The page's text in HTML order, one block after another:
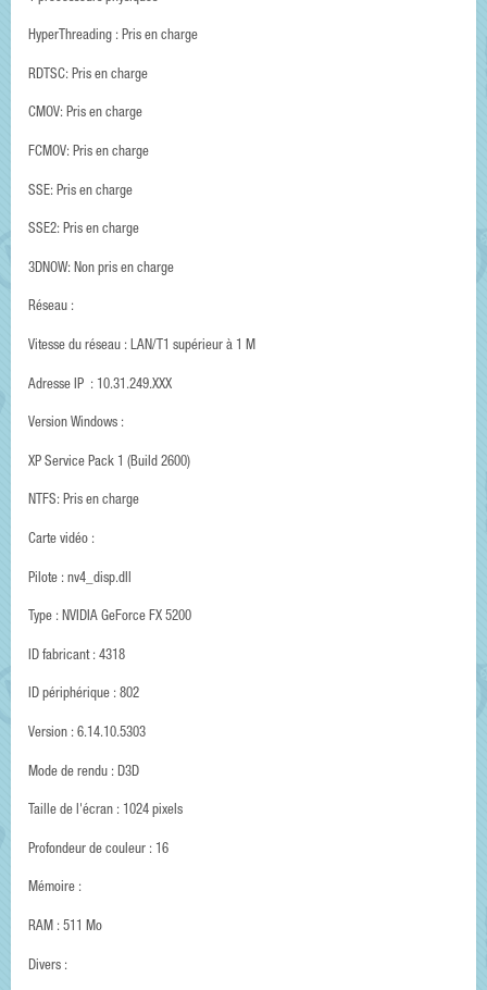
HyperThreading : Pris en charge
RDTSC: Pris en charge
CMOV: Pris en charge
FCMOV: Pris en charge
SSE: Pris en charge
SSE2: Pris en charge
3DNOW: Non pris en charge
Réseau :
Vitesse du réseau : LAN/T1 supérieur à 1 M
Adresse IP : 10.31.249.XXX
Version Windows :
XP Service Pack 1 (Build 2600)
NTFS: Pris en charge
Carte vidéo :
Pilote : nv4_disp.dll
Type : NVIDIA GeForce FX 5200
ID fabricant : 4318
ID périphérique : 802
Version : 6.14.10.5303
Mode de rendu : D3D
Taille de l'écran : 1024 pixels
Profondeur de couleur : 16
Mémoire :
RAM : 511 Mo
Divers :